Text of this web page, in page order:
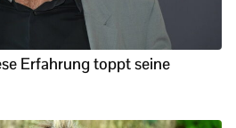
Erfahrung toppt seine